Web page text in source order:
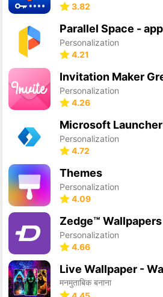
3.82
Personalization
4.21
Personalization
4.26
Microsoft Launcher
Personalization
4.72
Themes
Personalization
4.09
Personalization
4.66
मनमुताबिक बनाना